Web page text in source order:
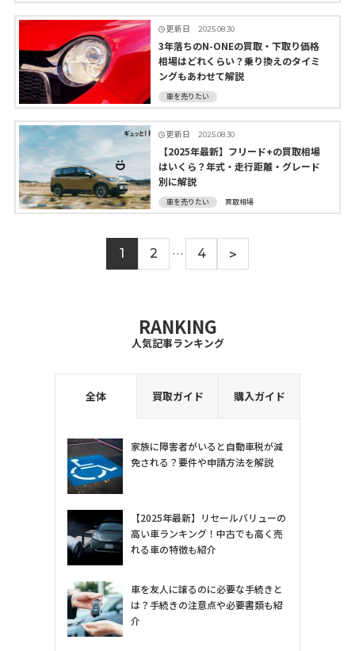
更新日 2025.08.30
3年落ちのN-ONEの買取・下取り価格
相場はどれくらい？乗り換えのタイミ
ングもあわせて解説
車を売りたい
更新日 2025.08.30
【2025年最新】フリード+の買取相場
はいくら？年式・走行距離・グレード
別に解説
車を売りたい 買取相場
1 2 … 4 >
RANKING
人気記事ランキング
全体 買取ガイド 購入ガイド
家族に障害者がいると自動車税が減
免される？要件や申請方法を解説
【2025年最新】リセールバリューの
高い車ランキング！中古でも高く売
れる車の特徴も紹介
車を友人に譲るのに必要な手続きと
は？手続きの注意点や必要書類も紹
介